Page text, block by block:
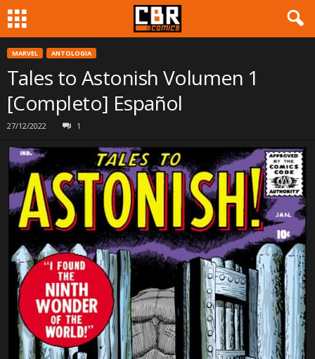
MARVEL ANTOLOGIA
Tales to Astonish Volumen 1
[Completo] Español
27/12/2022 1